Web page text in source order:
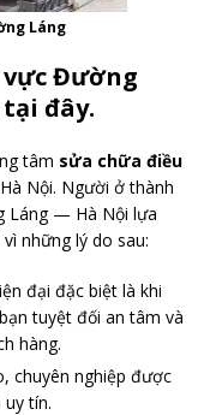
Láng
Đường
đây.
tâm sửa chữa điều
Nội. Người ở thành
Láng — Hà Nội lựa
vì những lý do sau:
đại đặc biệt là khi
tuyệt đối an tâm và
hàng.
chuyên nghiệp được
tín.